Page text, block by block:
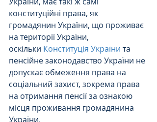
конституційні права, як
громадянин України, що проживає
на території України,
оскільки Конституція України та
пенсійне законодавство України не
допускає обмеження права на
соціальний захист, зокрема права
на отримання пенсії за ознакою
місця проживання громадянина
України.